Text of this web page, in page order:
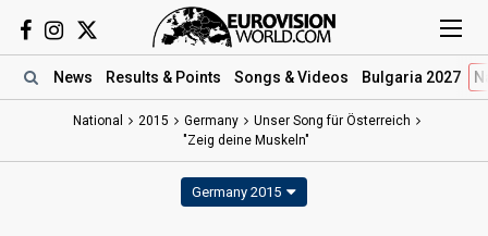
News Results & Points Songs & Videos Bulgaria 2027
National 2015 Germany
Unser Song für Österreich
"Zeig deine Muskeln"
Germany 2015